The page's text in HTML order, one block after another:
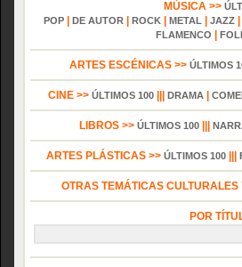
MÚSICA >>
POP| DE AUTOR| ROCK| METAL| JAZZ|
FLAMENCO
ARTES ESCÉNICAS >> ÚLTIMOS
CINE >> ÚLTIMOS 100 DRAMA
LIBROS >> ÚLTIMOS 100
ARTES PLÁSTICAS >> ÚLTIMOS 100
OTRAS TEMÁTICAS CULTURALES
POR